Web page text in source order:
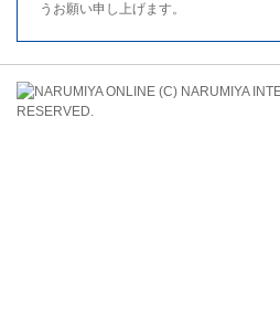
うお願い申し上げます。